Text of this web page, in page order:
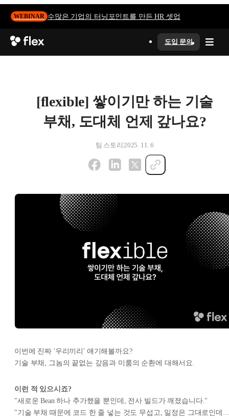
WEBINAR 수많은 기업의 터닝포인트를 만든 HR 셋업
도입 문의
[flexible] 쌓이기만 하는 기술
부채, 도대체 언제 갚나요?
팀 스토리 2025. 11. 6
이번에 진짜 '우리끼리' 얘기해볼까요?
기술 부채, 그놈의 끝없는 갚음과 미룸의 순환에 대해서요.
이런 적 있으시죠?
"새로운 Bean 하나 추가했을 뿐인데, 전사 빌드가 깨졌습니다."
"기술 부채 때문에 코드 한 줄 넣는 것도 무섭고, 일정은 그대로인데